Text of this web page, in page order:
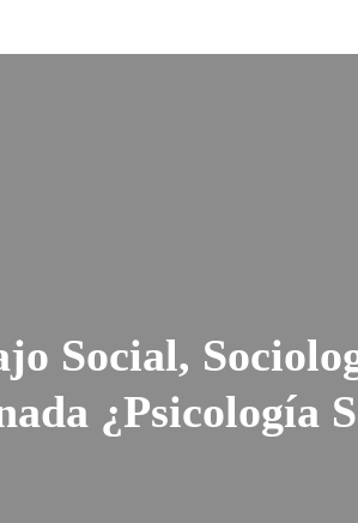
Social,
¿Psicología